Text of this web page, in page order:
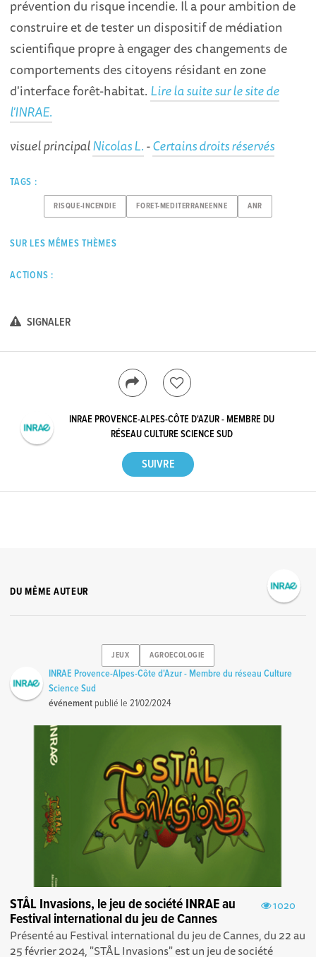
prévention du risque incendie. Il a pour ambition de
construire et de tester un dispositif de médiation
scientifique propre à engager des changements de
comportements des citoyens résidant en zone
d'interface forêt-habitat. Lire la suite sur le site de
l'INRAE.
visuel principalNicolas L.-Certains droits réservés
TAGS :
RISQUE-INCENDIE FORET-MEDITERRANEENNE ANR
SUR LES MÊMES THÈMES
ACTIONS :
SIGNALER
INRAE PROVENCE-ALPES-CÔTE D'AZUR - MEMBRE DU
RÉSEAU CULTURE SCIENCE SUD
DU MÊME AUTEUR
JEUX AGROECOLOGIE
INRAE Provence-Alpes-Côte d'Azur - Membre du réseau Culture
Science Sud
événement publié le21/02/2024
1020
STÅL Invasions, le jeu de société INRAE au
Festival international du jeu de Cannes
Présenté au Festival international du jeu de Cannes, du 22 au
25 février 2024, "STÅL Invasions" est un jeu de société